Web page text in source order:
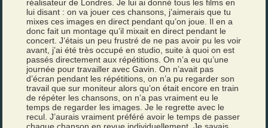
réalisateur de Londres. Je lui ai donné tous les films en
lui disant : on va jouer ces chansons, j’aimerais que tu
mixes ces images en direct pendant qu’on joue. Il en a
donc fait un montage qu’il mixait en direct pendant le
concert. J’étais un peu frustré de ne pas avoir pu les voir
avant, j’ai été très occupé en studio, suite à quoi on est
passés directement aux répétitions. On n’a eu qu’une
journée pour travailler avec Gavin. On n’avait pas
d’écran pendant les répétitions, on n’a pu regarder son
travail que sur moniteur alors qu’on était encore en train
de répéter les chansons, on n’a pas vraiment eu le
temps de regarder les images. Je le regrette avec le
recul. J’aurais vraiment préféré avoir le temps de passer